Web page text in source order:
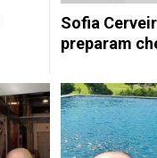
Sofia
preparam